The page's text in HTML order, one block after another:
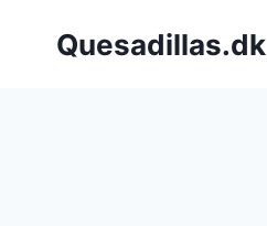
Quesadillas.dk